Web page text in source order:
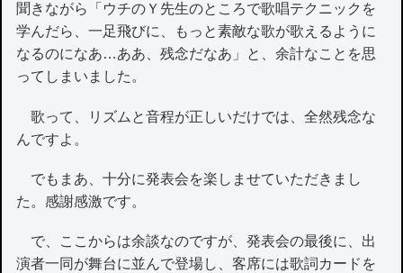
聞きながら「ウチのＹ先生のところで歌唱テクニックを
学んだら、一足飛びに、もっと素敵な歌が歌えるように
なるのになあ…ああ、残念だなあ」と、余計なことを思
ってしまいました。
歌って、リズムと音程が正しいだけでは、全然残念な
んですよ。
でもまあ、十分に発表会を楽しませていただきまし
た。感謝感激です。
で、ここからは余談なのですが、発表会の最後に、出
演者一同が舞台に並んで登場し、客席には歌詞カードを